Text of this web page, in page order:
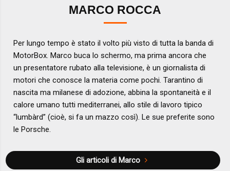
MARCO ROCCA
Per lungo tempo è stato il volto più visto di tutta la banda di
MotorBox. Marco buca lo schermo, ma prima ancora che
un presentatore rubato alla televisione, è un giornalista di
motori che conosce la materia come pochi. Tarantino di
nascita ma milanese di adozione, abbina la spontaneità e il
calore umano tutti mediterranei, allo stile di lavoro tipico
“lumbàrd” (cioè, si fa un mazzo così). Le sue preferite sono
le Porsche.
Gli articoli di Marco